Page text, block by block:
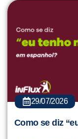
29/07/2026
Como se diz